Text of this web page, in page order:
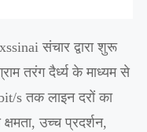
संचार द्वारा शुरू
तरंग दैर्ध्य के माध्यम से
s तक लाइन दरों का
उच्च प्रदर्शन,